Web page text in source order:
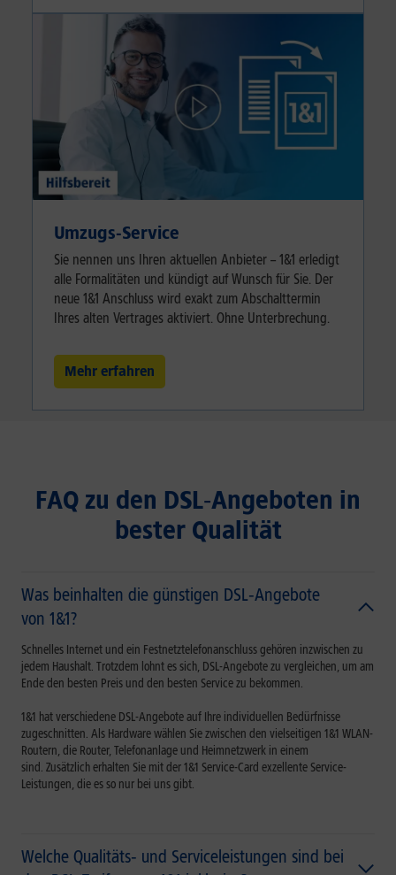
Umzugs-Service
Sie nennen uns Ihren aktuellen Anbieter – 1&1 erledigt
alle Formalitäten und kündigt auf Wunsch für Sie. Der
neue 1&1 Anschluss wird exakt zum Abschalttermin
Ihres alten Vertrages aktiviert. Ohne Unterbrechung.
Mehr erfahren
FAQ zu den DSL‑Angeboten in
bester Qualität
Was beinhalten die günstigen DSL‑Angebote
von 1&1?
Schnelles Internet und ein Festnetztelefonanschluss gehören inzwischen zu
jedem Haushalt. Trotzdem lohnt es sich, DSL-Angebote zu vergleichen, um am
Ende den besten Preis und den besten Service zu bekommen.
1&1 hat verschiedene DSL-Angebote auf Ihre individuellen Bedürfnisse
zugeschnitten. Als Hardware wählen Sie zwischen den vielseitigen 1&1 WLAN-
Routern, die Router, Telefonanlage und Heimnetzwerk in einem
sind. Zusätzlich erhalten Sie mit der 1&1 Service-Card exzellente Service-
Leistungen, die es so nur bei uns gibt.
Welche Qualitäts‑ und Serviceleistungen sind bei